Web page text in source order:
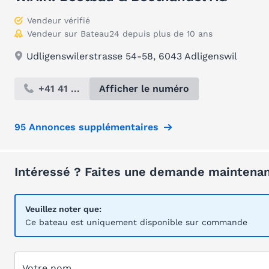
Vendeur vérifié
Vendeur sur Bateau24 depuis plus de 10 ans
Udligenswilerstrasse 54-58, 6043 Adligenswil
+41 41 ... Afficher le numéro
95 Annonces supplémentaires
Intéressé ? Faites une demande
Veuillez noter que:
Ce bateau est uniquement disponible sur commande